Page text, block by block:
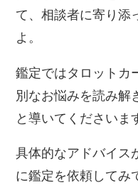
て、相談者に寄り添
よ。
鑑定ではタロットカ
別なお悩みを読み解
と導いてくださいま
具体的なアドバイス
に鑑定を依頼してみ